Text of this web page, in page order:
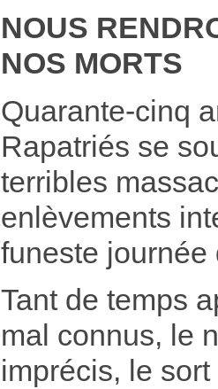
NOUS
NOS MORTS
Quarante-cinq
Rapatriés se
terribles
enlèvements
funeste
Tant de temps
mal connus, le
imprécis, le